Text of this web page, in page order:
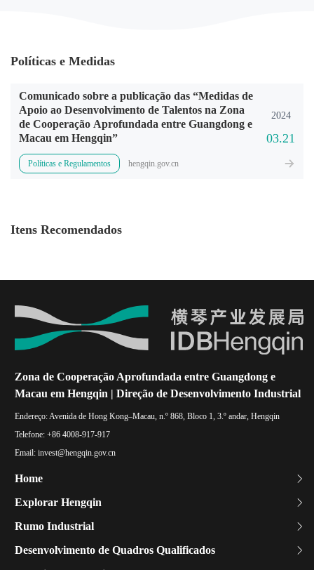
Políticas e Medidas
Comunicado sobre a publicação das “Medidas de
Apoio ao Desenvolvimento de Talentos na Zona
de Cooperação Aprofundada entre Guangdong e
Macau em Hengqin”
03.21
2024
Políticas e Regulamentos hengqin.gov.cn
Itens Recomendados
Zona de Cooperação Aprofundada entre Guangdong e
Macau em Hengqin | Direção de Desenvolvimento Industrial
Endereço: Avenida de Hong Kong–Macau, n.º 868, Bloco 1, 3.º andar, Hengqin
Telefone: +86 4008-917-917
Email: invest@hengqin.gov.cn
Home
Explorar Hengqin
Rumo Industrial
Desenvolvimento de Quadros Qualificados